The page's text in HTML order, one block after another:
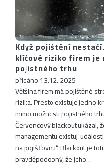
Když pojištění
klíčové riziko firem je
pojistného trhu
přidáno 13.12. 2025
Většina firem má pojištěné
rizika. Přesto existuje jedno
mimo možnosti pojistného
Červencový blackout ukázal,
managementu existují
na pojišťovnu“. Blackout je
pravděpodobný, že jeho…